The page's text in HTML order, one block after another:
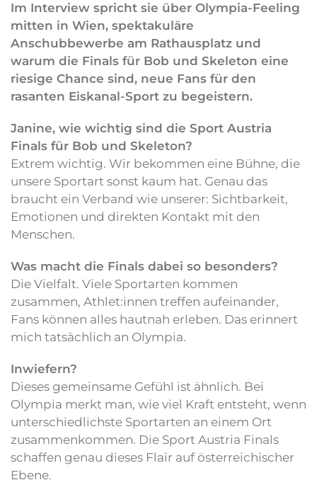
Im Interview spricht sie über Olympia-Feeling
mitten in Wien, spektakuläre
Anschubbewerbe am Rathausplatz und
warum die Finals für Bob und Skeleton eine
riesige Chance sind, neue Fans für den
rasanten Eiskanal-Sport zu begeistern.
Janine, wie wichtig sind die Sport Austria
Finals für Bob und Skeleton?
Extrem wichtig. Wir bekommen eine Bühne, die
unsere Sportart sonst kaum hat. Genau das
braucht ein Verband wie unserer: Sichtbarkeit,
Emotionen und direkten Kontakt mit den
Menschen.
Was macht die Finals dabei so besonders?
Die Vielfalt. Viele Sportarten kommen
zusammen, Athlet:innen treffen aufeinander,
Fans können alles hautnah erleben. Das erinnert
mich tatsächlich an Olympia.
Inwiefern?
Dieses gemeinsame Gefühl ist ähnlich. Bei
Olympia merkt man, wie viel Kraft entsteht, wenn
unterschiedlichste Sportarten an einem Ort
zusammenkommen. Die Sport Austria Finals
schaffen genau dieses Flair auf österreichischer
Ebene.